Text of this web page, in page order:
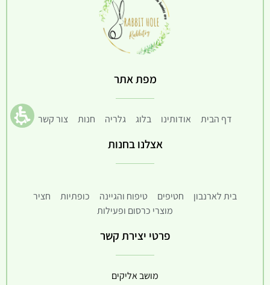
מפת אתר
דף הבית אודותינו בלוג גלריה חנות צור קשר
אצלנו בחנות
בית לארנבון חטיפים טיפוח והגיינה כופתיות
חציר
מוצרי כרסום ופעילות
פרטי יצירת קשר
מושב אליקים